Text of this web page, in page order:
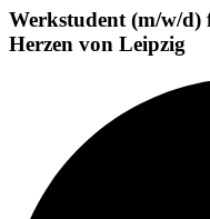
Werkstudent (m/w/d)
Herzen von Leipzig